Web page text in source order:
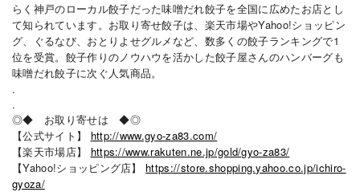
らく神戸のローカル餃子だった味噌だれ餃子を全国に広めたお店とし
て知られています。お取り寄せ餃子は、楽天市場やYahoo!ショッピン
グ、ぐるなび、おとりよせグルメなど、数多くの餃子ランキングで1
位を受賞。餃子作りのノウハウを活かした餃子屋さんのハンバーグも
味噌だれ餃子に次ぐ人気商品。
.
.
◎◆ お取り寄せは ◆◎
【公式サイト】 http://www.gyo-za83.com/
【楽天市場店】 https://www.rakuten.ne.jp/gold/gyo-za83/
【Yahoo!ショッピング店】 https://store.shopping.yahoo.co.jp/ichiro-
gyoza/